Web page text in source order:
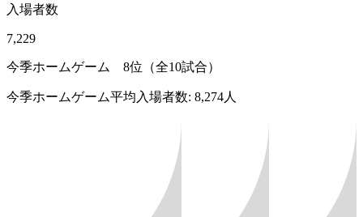
入場者数
7,229
今季ホームゲーム 8位（全10試合）
今季ホームゲーム平均入場者数: 8,274人